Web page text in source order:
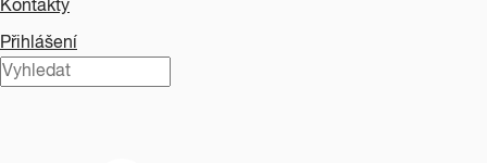
Kontakty
Přihlášení